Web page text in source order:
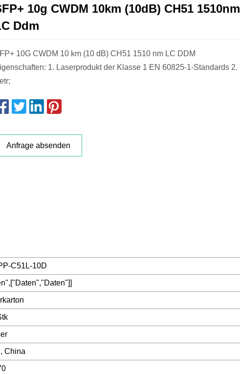
10g CWDM 10km (10dB) CH51 1510nm
Ddm
10G CWDM 10 km (10 dB) CH51 1510 nm LC DDM
1. Laserprodukt der Klasse 1 EN 60825-1-Standards 2.
Anfrage absenden
C51L-10D
China